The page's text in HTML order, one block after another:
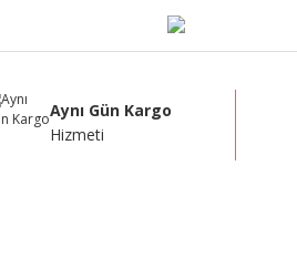
Aynı Gün Kargo
Hizmeti